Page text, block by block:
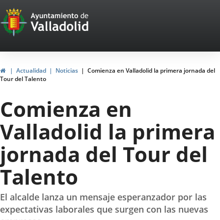
Portal
Web
del
Ayuntamiento
de
Valladolid
InicioActualidad Noticias
Comienza en Valladolid la primera jornada del
Tour del Talento
Comienza en
Valladolid la primera
jornada del Tour del
Talento
El alcalde lanza un mensaje esperanzador por las
expectativas laborales que surgen con las nuevas